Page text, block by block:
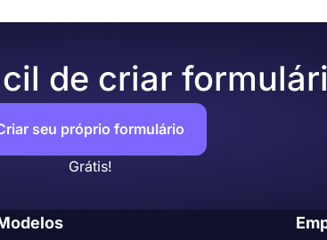
de criar
seu próprio formulário
Grátis!